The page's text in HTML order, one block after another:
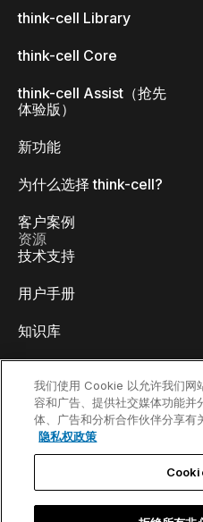
think-cell Library
think-cell Core
think-cell Assist（抢先
体验版）
新功能
为什么选择 think-cell?
客户案例
资源
技术支持
用户手册
知识库
视频教程
内容中心
我们使用 Cookie 以允许我们网
容和广告、提供社交媒体功能并
体、广告和分析合作伙伴分享有
隐私权政策